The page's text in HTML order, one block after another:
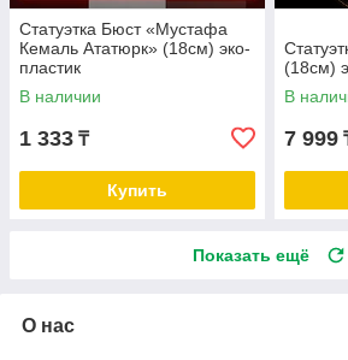
Cтатуэтка Бюст «Мустафа
Кемаль Ататюрк» (18см) эко-
пластик
В наличии
1 333 ₸
Купить
(18см)
В
7 999
Показать ещё
О нас